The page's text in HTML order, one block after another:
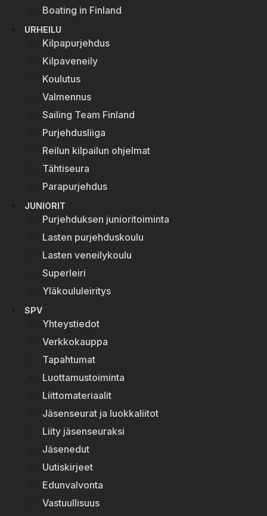
Boating in Finland
URHEILU
Kilpapurjehdus
Kilpaveneily
Koulutus
Valmennus
Sailing Team Finland
Purjehdusliiga
Reilun kilpailun ohjelmat
Tähtiseura
Parapurjehdus
JUNIORIT
Purjehduksen junioritoiminta
Lasten purjehduskoulu
Lasten veneilykoulu
Superleiri
Yläkoululeiritys
SPV
Yhteystiedot
Verkkokauppa
Tapahtumat
Luottamustoiminta
Liittomateriaalit
Jäsenseurat ja luokkaliitot
Liity jäsenseuraksi
Jäsenedut
Uutiskirjeet
Edunvalvonta
Vastuullisuus